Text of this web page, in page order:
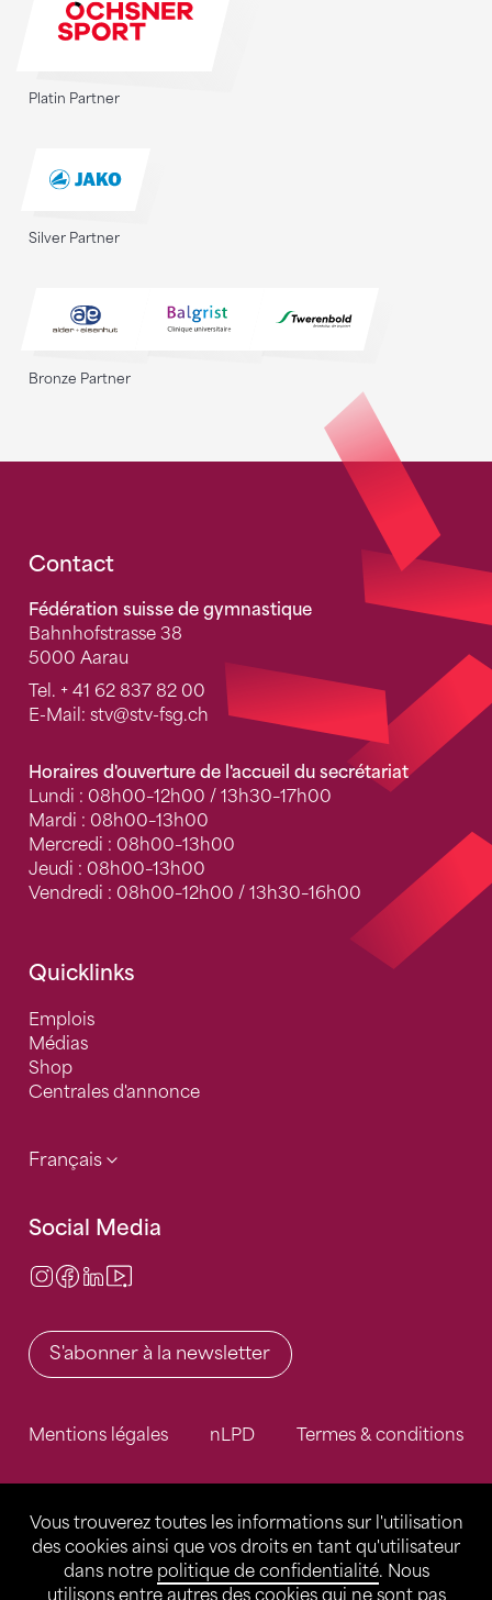
Vous trouverez toutes les informations sur l'utilisation
des cookies ainsi que vos droits en tant qu'utilisateur
dans notre politique de confidentialité. Nous
utilisons entre autres des cookies qui ne sont pas
Platin Partner
Silver Partner
Bronze Partner
Fusszeile
Contact
Fédération suisse de gymnastique
Bahnhofstrasse 38
5000 Aarau
Tel. + 41 62 837 82 00
E-Mail: stv@stv-fsg.ch
Horaires d'ouverture de l'accueil du secrétariat
Lundi : 08h00–12h00 / 13h30–17h00
Mardi : 08h00–13h00
Mercredi : 08h00–13h00
Jeudi : 08h00–13h00
Vendredi : 08h00–12h00 / 13h30–16h00
Quicklinks
Emplois
Médias
Shop
Centrales d'annonce
Français
Social Media
Instagram
Facebook
LinkedIn
S'abonner à la newsletter
Mentions légales nLPD Termes & conditions